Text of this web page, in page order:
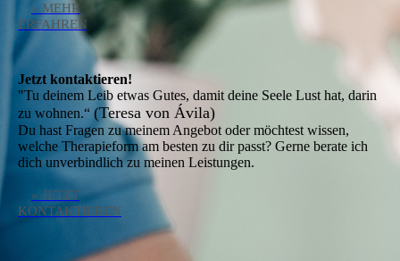
» MEHR
ERFAHREN
Jetzt kontaktieren!
"Tu deinem Leib etwas Gutes, damit deine Seele Lust hat, darin
zu wohnen.“ (Teresa von Ávila)
Du hast Fragen zu meinem Angebot oder möchtest wissen,
welche Therapieform am besten zu dir passt? Gerne berate ich
dich unverbindlich zu meinen Leistungen.
» JETZT
KONTAKTIEREN